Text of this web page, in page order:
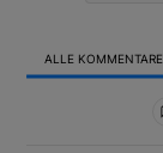
ALLE KOMMENTARE